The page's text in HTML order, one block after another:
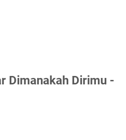
Dimanakah Dirimu -